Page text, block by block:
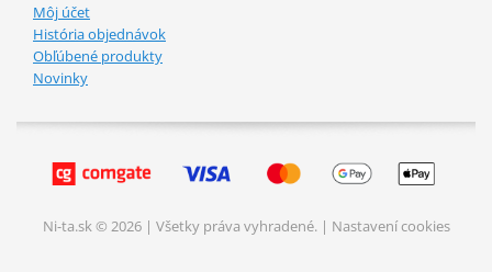
Môj účet
História objednávok
Obľúbené produkty
Novinky
Ni-ta.sk © 2026 | Všetky práva vyhradené. | Nastavení cookies